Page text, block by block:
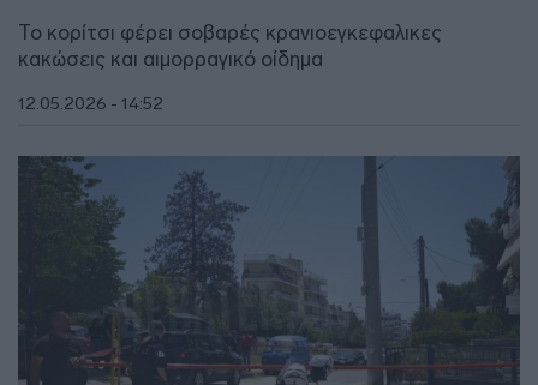
Το κορίτσι φέρει σοβαρές κρανιοεγκεφαλικες
κακώσεις και αιμορραγικό οίδημα
12.05.2026 - 14:52